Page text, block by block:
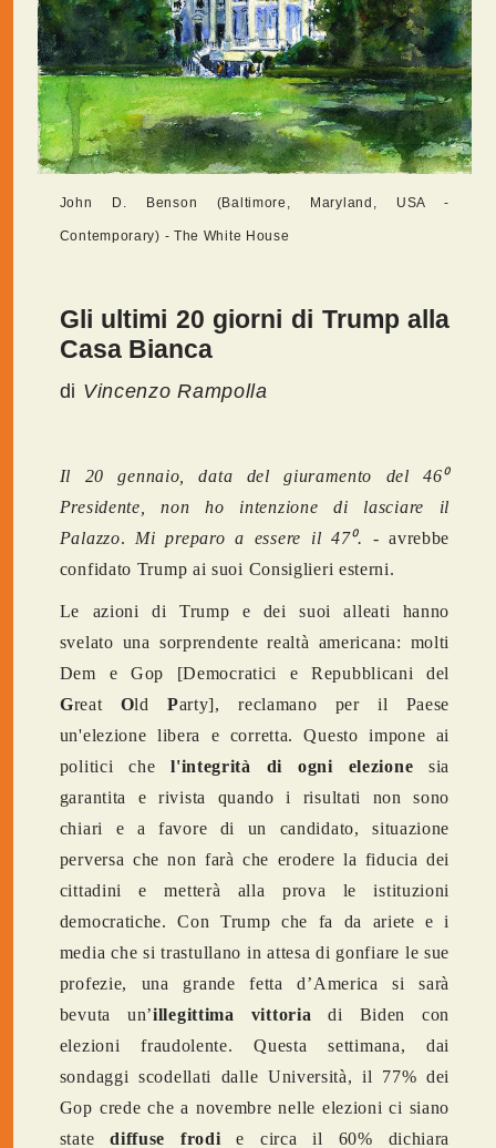
John D. Benson (Baltimore, Maryland, USA -
Contemporary) - The White House
Gli ultimi 20 giorni di Trump alla
Casa Bianca
di Vincenzo Rampolla
Il 20 gennaio, data del giuramento del 46⁰
Presidente, non ho intenzione di lasciare il
Palazzo. Mi preparo a essere il 47⁰. -avrebbe
confidato Trump ai suoi Consiglieri esterni.
Le azioni di Trump e dei suoi alleati hanno
svelato una sorprendente realtà americana: molti
Dem e Gop [Democratici e Repubblicani del
Great Old Party], reclamano per il Paese
un'elezione libera e corretta. Questo impone ai
politici chel'integrità di ogni elezione sia
garantita e rivista quando i risultati non sono
chiari e a favore di un candidato, situazione
perversa che non farà che erodere la fiducia dei
cittadini e metterà alla prova le istituzioni
democratiche. Con Trump che fa da ariete e i
media che si trastullano in attesa di gonfiare le sue
profezie, una grande fetta d’America si sarà
bevuta un’illegittima vittoriadi Biden con
elezioni fraudolente. Questa settimana, dai
sondaggi scodellati dalle Università, il 77% dei
Gop crede che a novembre nelle elezioni ci siano
statediffuse frodie circa il 60% dichiara